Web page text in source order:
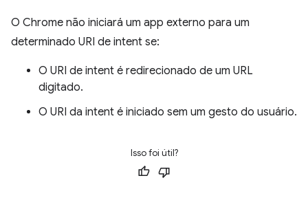
O Chrome não iniciará um app externo para um
determinado URI de intent se:
O URI de intent é redirecionado de um URL
digitado.
O URI da intent é iniciado sem um gesto do usuário.
Isso foi útil?